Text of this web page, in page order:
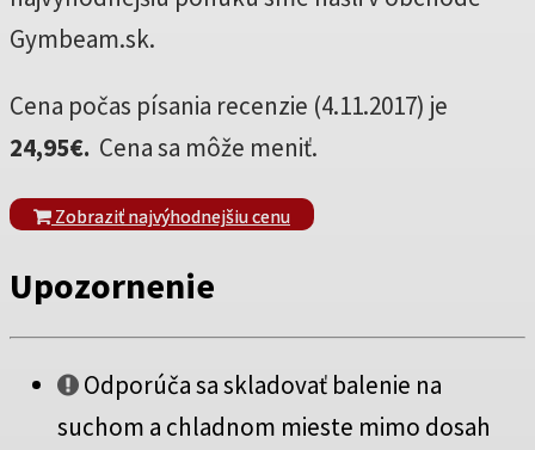
Gymbeam.sk.
Cena počas písania recenzie (4.11.2017) je
24,95€. Cena sa môže meniť.
Zobraziť najvýhodnejšiu cenu
Upozornenie
Odporúča sa skladovať balenie na
suchom a chladnom mieste mimo dosah